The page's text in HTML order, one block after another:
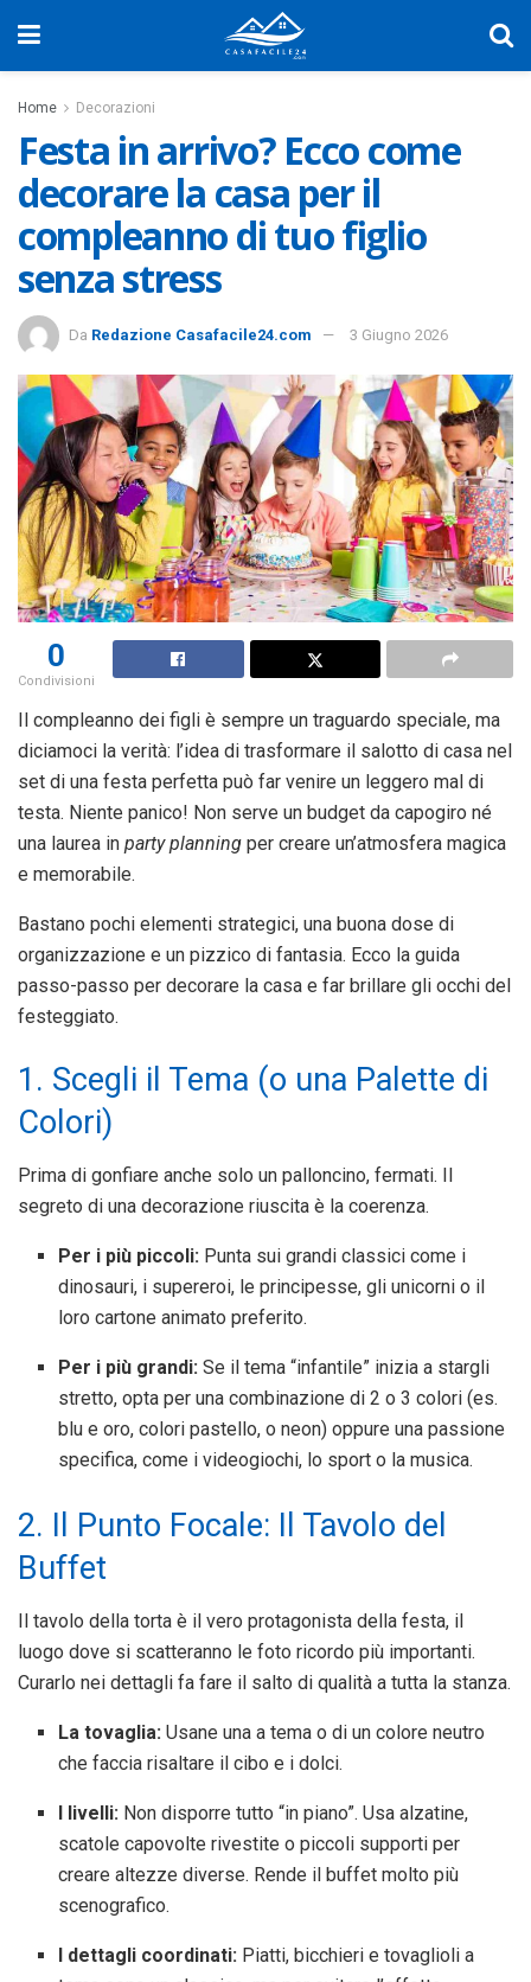
Home Decorazioni
Festa in arrivo? Ecco come
decorare la casa per il
compleanno di tuo figlio
senza stress
Da Redazione Casafacile24.com 3 Giugno 2026
0
Condivisioni
Il compleanno dei figli è sempre un traguardo speciale, ma
diciamoci la verità: l’idea di trasformare il salotto di casa nel
set di una festa perfetta può far venire un leggero mal di
testa. Niente panico! Non serve un budget da capogiro né
una laurea in party planning per creare un’atmosfera magica
e memorabile.
Bastano pochi elementi strategici, una buona dose di
organizzazione e un pizzico di fantasia. Ecco la guida
passo-passo per decorare la casa e far brillare gli occhi del
festeggiato.
1. Scegli il Tema (o una Palette di
Colori)
Prima di gonfiare anche solo un palloncino, fermati. Il
segreto di una decorazione riuscita è la coerenza.
Per i più piccoli: Punta sui grandi classici come i
dinosauri, i supereroi, le principesse, gli unicorni o il
loro cartone animato preferito.
Per i più grandi: Se il tema “infantile” inizia a stargli
stretto, opta per una combinazione di 2 o 3 colori (es.
blu e oro, colori pastello, o neon) oppure una passione
specifica, come i videogiochi, lo sport o la musica.
2. Il Punto Focale: Il Tavolo del
Buffet
Il tavolo della torta è il vero protagonista della festa, il
luogo dove si scatteranno le foto ricordo più importanti.
Curarlo nei dettagli fa fare il salto di qualità a tutta la stanza.
La tovaglia: Usane una a tema o di un colore neutro
che faccia risaltare il cibo e i dolci.
I livelli: Non disporre tutto “in piano”. Usa alzatine,
scatole capovolte rivestite o piccoli supporti per
creare altezze diverse. Rende il buffet molto più
scenografico.
I dettagli coordinati: Piatti, bicchieri e tovaglioli a